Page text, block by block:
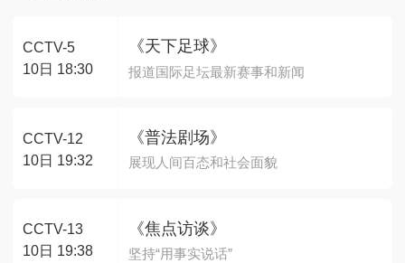
CCTV-5
10日 18:30
《天下足球》
报道国际足坛最新赛事和新闻
CCTV-12
10日 19:32
《普法剧场》
展现人间百态和社会面貌
CCTV-13
10日 19:38
《焦点访谈》
坚持“用事实说话”